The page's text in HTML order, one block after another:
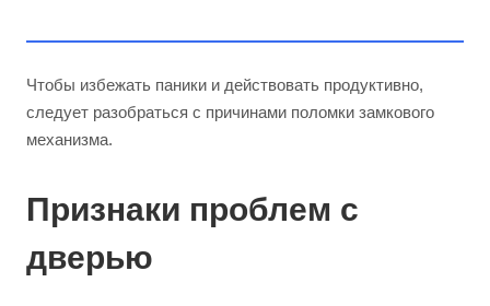
Чтобы избежать паники и действовать продуктивно,
следует разобраться с причинами поломки замкового
механизма.
Признаки проблем с
дверью